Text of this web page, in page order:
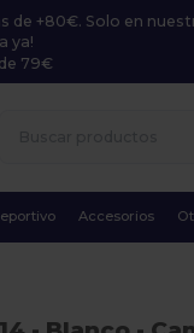
de +80€. Solo en
ya!
79€
Accesorios